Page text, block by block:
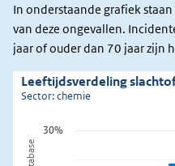
In onderstaande grafiek
van deze ongevallen.
jaar of ouder dan 70 jaar zijn